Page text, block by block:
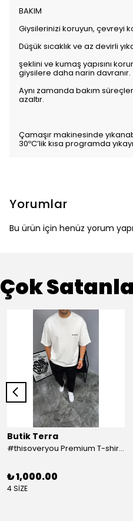
BAKIM
Giysilerinizi koruyun, çevreyi
Düşük sıcaklık ve az devirli
şeklini ve kumaş yapısını
giysilere daha narin davranır.
Aynı zamanda bakım
azaltır.
Çamaşır makinesinde
30ºC’lik kısa programda
Yorumlar
Bu ürün için henüz yorum
Çok
Butik Terra
#thisoveryou Premium T-shirt Beyaz
₺ 1,000.00
4 SİZE